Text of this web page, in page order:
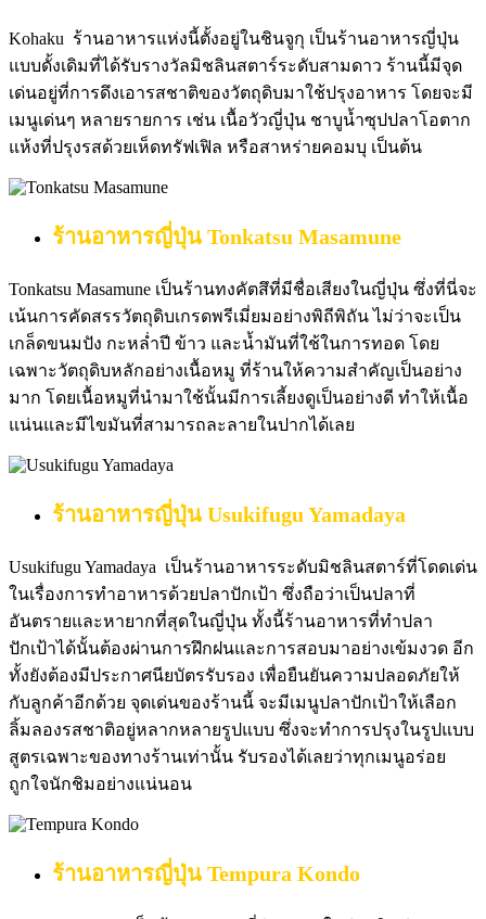
Kohaku ร้านอาหารแห่งนี้ตั้งอยู่ในชินจูกุ เป็นร้านอาหารญี่ปุ่น
แบบดั้งเดิมที่ได้รับรางวัลมิชลินสตาร์ระดับสามดาว ร้านนี้มีจุด
เด่นอยู่ที่การดึงเอารสชาติของวัตถุดิบมาใช้ปรุงอาหาร โดยจะมี
เมนูเด่นๆ หลายรายการ เช่น เนื้อวัวญี่ปุ่น ชาบูน้ำซุปปลาโอตาก
แห้งที่ปรุงรสด้วยเห็ดทรัฟเฟิล หรือสาหร่ายคอมบุ เป็นต้น
ร้านอาหารญี่ปุ่น Tonkatsu Masamune
Tonkatsu Masamune เป็นร้านทงคัตสึที่มีชื่อเสียงในญี่ปุ่น ซึ่งที่นี่จะ
เน้นการคัดสรรวัตถุดิบเกรดพรีเมี่ยมอย่างพิถีพิถัน ไม่ว่าจะเป็น
เกล็ดขนมปัง กะหล่ำปี ข้าว และน้ำมันที่ใช้ในการทอด โดย
เฉพาะวัตถุดิบหลักอย่างเนื้อหมู ที่ร้านให้ความสำคัญเป็นอย่าง
มาก โดยเนื้อหมูที่นำมาใช้นั้นมีการเลี้ยงดูเป็นอย่างดี ทำให้เนื้อ
แน่นและมีไขมันที่สามารถละลายในปากได้เลย
ร้านอาหารญี่ปุ่น Usukifugu Yamadaya
Usukifugu Yamadaya เป็นร้านอาหารระดับมิชลินสตาร์ที่โดดเด่น
ในเรื่องการทำอาหารด้วยปลาปักเป้า ซึ่งถือว่าเป็นปลาที่
อันตรายและหายากที่สุดในญี่ปุ่น ทั้งนี้ร้านอาหารที่ทำปลา
ปักเป้าได้นั้นต้องผ่านการฝึกฝนและการสอบมาอย่างเข้มงวด อีก
ทั้งยังต้องมีประกาศนียบัตรรับรอง เพื่อยืนยันความปลอดภัยให้
กับลูกค้าอีกด้วย จุดเด่นของร้านนี้ จะมีเมนูปลาปักเป้าให้เลือก
ลิ้มลองรสชาติอยู่หลากหลายรูปแบบ ซึ่งจะทำการปรุงในรูปแบบ
สูตรเฉพาะของทางร้านเท่านั้น รับรองได้เลยว่าทุกเมนูอร่อย
ถูกใจนักชิมอย่างแน่นอน
ร้านอาหารญี่ปุ่น Tempura Kondo